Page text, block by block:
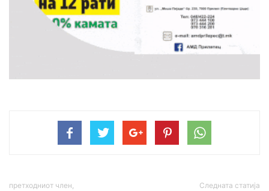
претходниот член, Следната статија